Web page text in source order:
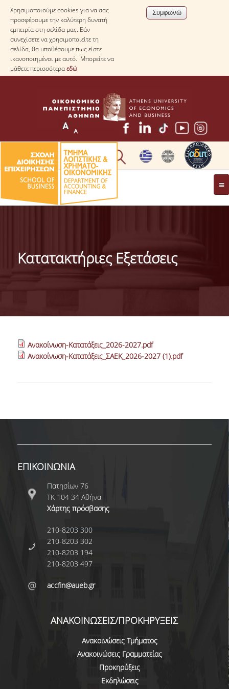
Χρησιμοποιούμε cookies για να σας
προσφέρουμε την καλύτερη δυνατή
εμπειρία στη σελίδα μας. Εάν
συνεχίσετε να χρησιμοποιείτε τη
σελίδα, θα υποθέσουμε πως είστε
ικανοποιημένοι με αυτό. Μπορείτε να
μάθετε περισσότεραεδώ
* ΠΛΗΡΟΦΟΡΙΕΣ ΓΙΑ ΜΑΘΗΤΕΣ ΛΥΚΕΙΟΥ *
ΜΕ ΜΙΑ ΜΑΤΙΑ
ΔΙΟΙΚΗΣΗ ΤΟΥ ΤΜΗΜΑΤΟΣ
ΔΙΕΘΝΕΙΣ ΣΥΝΕΡΓΑΣΙΕΣ ΜΕ ΠΑΝΕΠΙΣΤΗΜΙΑ
Ε.Τ.Ε.Π.
Ε.ΔΙ.Π
ΔΙΟΙΚΗΤΙΚΟ ΠΡΟΣΩΠΙΚΟ
ΥΠΟΨΗΦΙΟΙ ΔΙΔΑΚΤΟΡΕΣ
ΥΠΟΨΗΦΙΟΙ ΜΕΤΑΔΙΔΑΚΤΟΡΕΣ
ΠΡΟΠΤΥΧΙΑΚΕΣ
ΟΔΗΓΟΣ ΣΠΟΥΔΩΝ
ΜΑΘΗΜΑΤΑ ΠΡΟΓΡΑΜΜΑΤΟΣ ΣΠΟΥΔΩΝ
ΑΚΑΔΗΜΑΪΚΟ ΗΜΕΡΟΛΟΓΙΟ
Κατατακτήριες Εξετάσεις
Ανακοίνωση-Κατατάξεις_2026-2027.pdf
Ανακοίνωση-Κατατάξεις_ΣΑΕΚ_2026-2027 (1).pdf
ΕΠΙΚΟΙΝΩΝΙΑ
Πατησίων 76
ΤΚ 104 34 Αθήνα
Χάρτης πρόσβασης
210-8203 300
210-8203 302
210-8203 194
210-8203 497
accfin@aueb.gr
ΑΝΑΚΟΙΝΩΣΕΙΣ/ΠΡΟΚΗΡΥΞΕΙΣ
Ανακοινώσεις Τμήματος
Ανακοινώσεις Γραμματείας
Προκηρύξεις
Εκδηλώσεις